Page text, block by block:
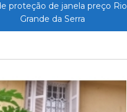
proteção de janela preço Rio
Grande da Serra